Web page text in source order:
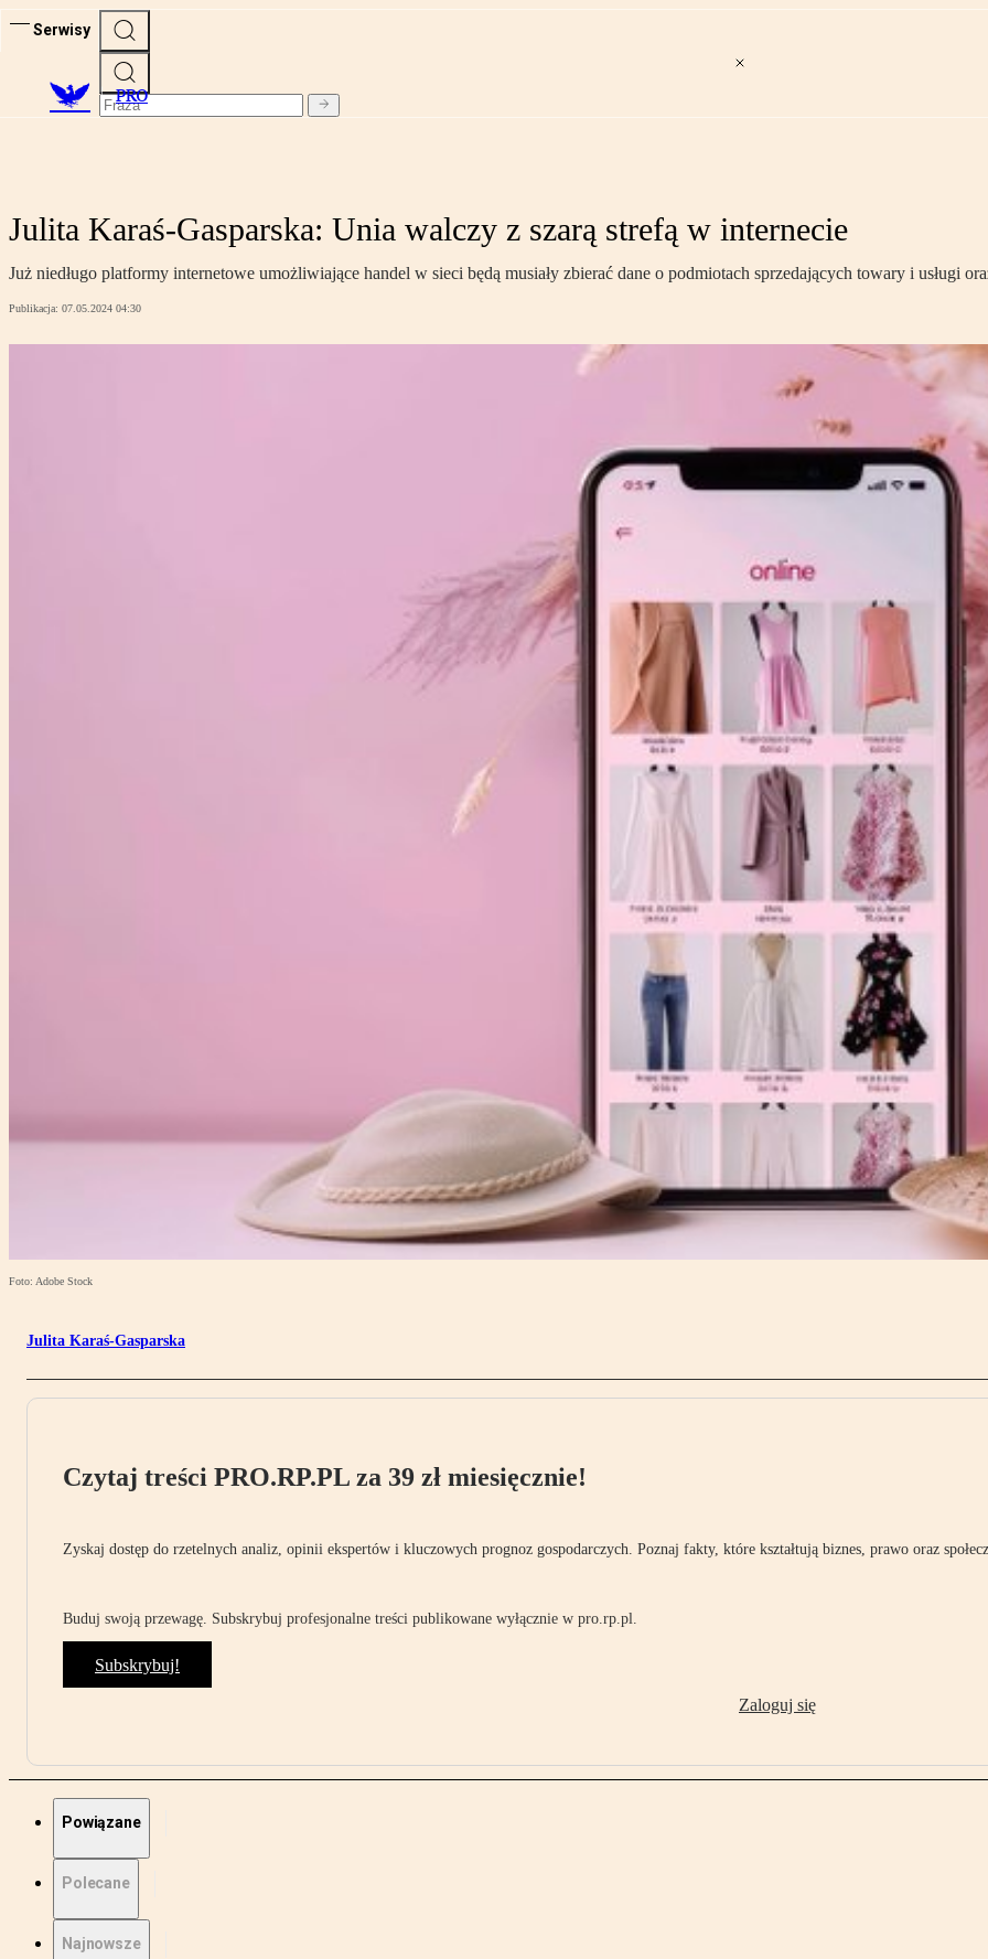
Serwisy
PRO
Julita Karaś-Gasparska: Unia walczy z szarą strefą w internecie
Już niedługo platformy internetowe umożliwiające handel w sieci będą musiały zbierać dane o podmiotach sprzedających towary i usługi
Publikacja: 07.05.2024 04:30
Foto: Adobe Stock
Julita Karaś-Gasparska
Czytaj treści PRO.RP.PL za 39 zł miesięcznie!
Zyskaj dostęp do rzetelnych analiz, opinii ekspertów i kluczowych prognoz gospodarczych. Poznaj fakty, które kształtują biznes, prawo oraz
Buduj swoją przewagę. Subskrybuj profesjonalne treści publikowane wyłącznie w pro.rp.pl.
Subskrybuj!
Zaloguj się
Powiązane
Polecane
Najnowsze